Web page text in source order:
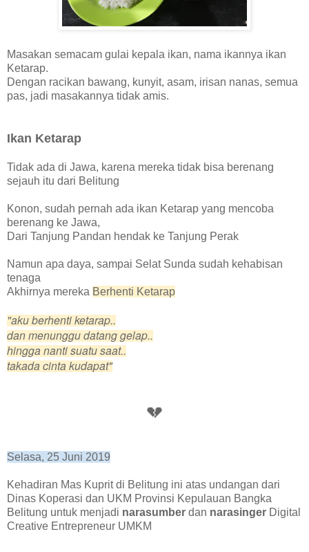
Masakan semacam gulai kepala ikan, nama ikannya ikan
Ketarap.
Dengan racikan bawang, kunyit, asam, irisan nanas, semua
pas, jadi masakannya tidak amis.
Ikan Ketarap
Tidak ada di Jawa, karena mereka tidak bisa berenang
sejauh itu dari Belitung
Konon, sudah pernah ada ikan Ketarap yang mencoba
berenang ke Jawa,
Dari Tanjung Pandan hendak ke Tanjung Perak
Namun apa daya, sampai Selat Sunda sudah kehabisan
tenaga
Akhirnya mereka Berhenti Ketarap
"aku berhenti ketarap..
dan menunggu datang gelap..
hingga nanti suatu saat..
takada cinta kudapat"
💔
Selasa, 25 Juni 2019
Kehadiran Mas Kuprit di Belitung ini atas undangan dari
Dinas Koperasi dan UKM Provinsi Kepulauan Bangka
Belitung untuk menjadi narasumber dan narasinger Digital
Creative Entrepreneur UMKM